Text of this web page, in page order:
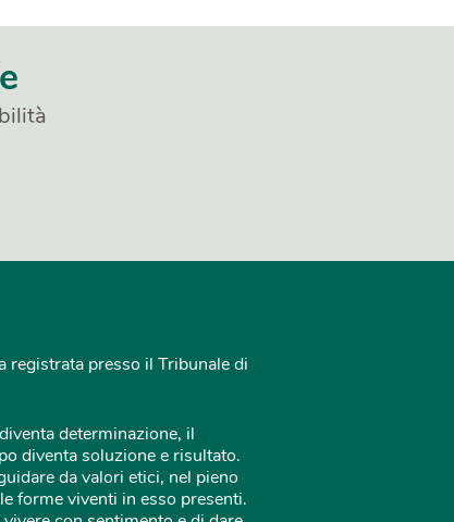
registrata presso il Tribunale di
determinazione, il
diventa soluzione e risultato.
da valori etici, nel pieno
forme viventi in esso presenti.